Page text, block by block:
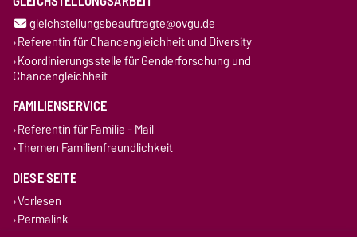
gleichstellungsbeauftragte@ovgu.de
Referentin für Chancengleichheit und Diversity
Koordinierungsstelle für Genderforschung und
Chancengleichheit
FAMILIENSERVICE
Referentin für Familie - Mail
Themen Familienfreundlichkeit
DIESE SEITE
Vorlesen
Permalink